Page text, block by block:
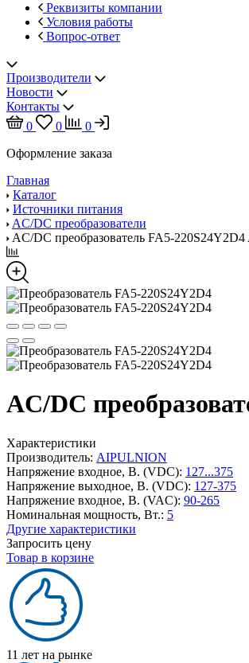
Реквизиты компании
Условия работы
Вопрос-ответ
Производители
Новости
Контакты
0
0
0
Оформление заказа
Главная
Каталог
Источники питания
AC/DC преобразователи
AC/DC преобразователь FA5-
AC/DC
Характеристики
Производитель: AIPULNION
Напряжение входное, В. (VDC): 127...375
Напряжение выходное, В. (VDC): 127-375
Напряжение входное, В. (VAC): 90-265
Номинальная мощность, Вт.: 5
Другие характеристики
Запросить цену
Товар в корзине
11 лет на рынке